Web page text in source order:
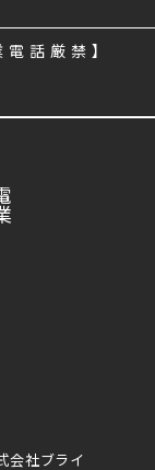
話 厳 禁 】
会社ブライ